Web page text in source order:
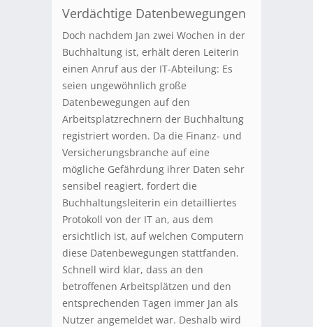
Verdächtige Datenbewegungen
Doch nachdem Jan zwei Wochen in der
Buchhaltung ist, erhält deren Leiterin
einen Anruf aus der IT-Abteilung: Es
seien ungewöhnlich große
Datenbewegungen auf den
Arbeitsplatzrechnern der Buchhaltung
registriert worden. Da die Finanz- und
Versicherungsbranche auf eine
mögliche Gefährdung ihrer Daten sehr
sensibel reagiert, fordert die
Buchhaltungsleiterin ein detailliertes
Protokoll von der IT an, aus dem
ersichtlich ist, auf welchen Computern
diese Datenbewegungen stattfanden.
Schnell wird klar, dass an den
betroffenen Arbeitsplätzen und den
entsprechenden Tagen immer Jan als
Nutzer angemeldet war. Deshalb wird